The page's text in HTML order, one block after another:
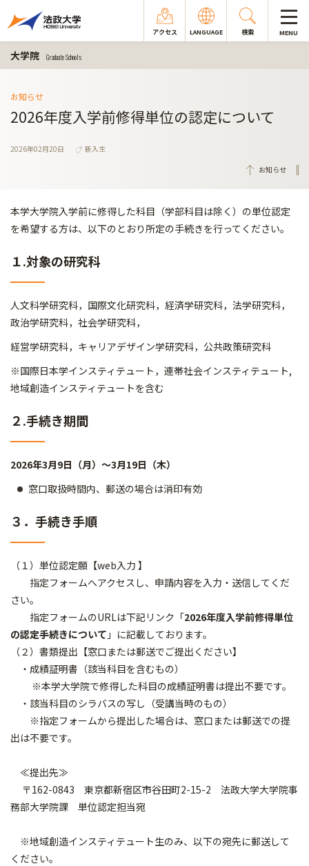
アクセス LANGUAGE 検索 MENU
大学院 Graduate Schools
お知らせ
2026年度入学前修得単位の認定について
2026年02月20日
新入生
お知らせ
本学大学院入学前に修得した科目（学部科目は除く）の単位認定
を希望する方は、以下のとおり所定の手続きを行ってください。
１.対象の研究科
人文科学研究科，国際文化研究科，経済学研究科，法学研究科，
政治学研究科，社会学研究科，
経営学研究科，キャリアデザイン学研究科，公共政策研究科
※国際日本学インスティテュート，連帯社会インスティテュート,
地域創造インスティテュートを含む
２.手続き期間
2026年3月9日（月）～3月19日（木）
窓口取扱時間内、郵送の場合は消印有効
３．手続き手順
（１）単位認定願【web入力 】
指定フォームへアクセスし、申請内容を入力・送信してくだ
さい。
指定フォームのURLは下記リンク「2026年度入学前修得単位
の認定手続きについて 」に記載しております。
（２）書類提出【窓口または郵送でご提出ください】
・成績証明書（該当科目を含むもの）
※本学大学院で修得した科目の成績証明書は提出不要です。
・該当科目のシラバスの写し（受講当時のもの）
※指定フォームから提出した場合は、窓口または郵送での提
出は不要です。
≪提出先≫
〒162-0843 東京都新宿区市谷田町2-15-2 法政大学大学院事
務部大学院課 単位認定担当宛
※地域創造インスティテュート生のみ、以下の宛先に郵送して
ください。